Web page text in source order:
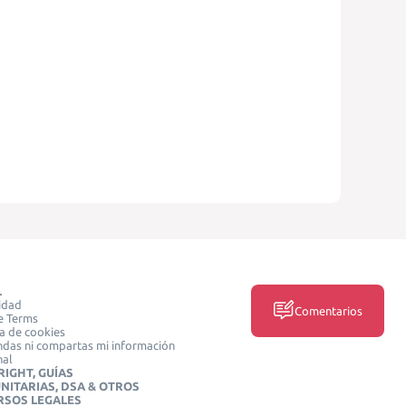
Terms
de cookies
ni compartas mi información
GUÍAS
DSA & OTROS
LEGALES
Comentarios